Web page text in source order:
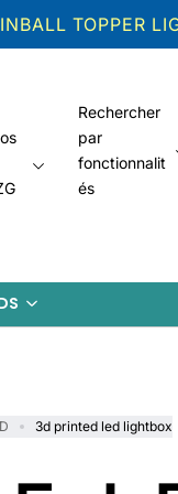
TOPPER
Rechercher
par
fonctionnalit
és
3d printed led lightbox